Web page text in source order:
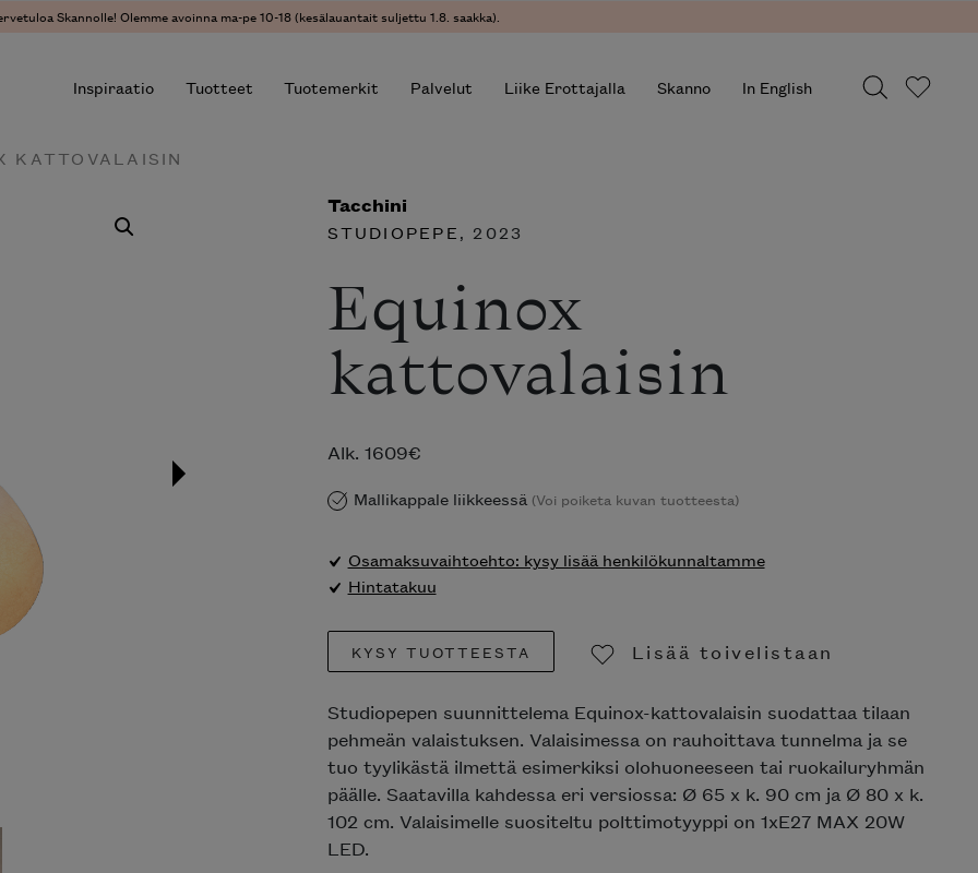
Skannolle! Olemme avoinna ma-pe 10-18 (kesälauantait suljettu 1.8. saakka).
Inspiraatio Tuotteet Tuotemerkit Palvelut Liike Erottajalla Skanno In English
KATTOVALAISIN
Tacchini
STUDIOPEPE, 2023
Equinox
kattovalaisin
Alk. 1609€
Mallikappale liikkeessä (Voi poiketa kuvan tuotteesta)
Osamaksuvaihtoehto: kysy lisää henkilökunnaltamme
Hintatakuu
KYSY TUOTTEESTA
Lisää toivelistaan
Studiopepen suunnittelema Equinox-kattovalaisin suodattaa tilaan
pehmeän valaistuksen. Valaisimessa on rauhoittava tunnelma ja se
tuo tyylikästä ilmettä esimerkiksi olohuoneeseen tai ruokailuryhmän
päälle. Saatavilla kahdessa eri versiossa: Ø 65 x k. 90 cm ja Ø 80 x k.
102 cm. Valaisimelle suositeltu polttimotyyppi on 1xE27 MAX 20W
LED.